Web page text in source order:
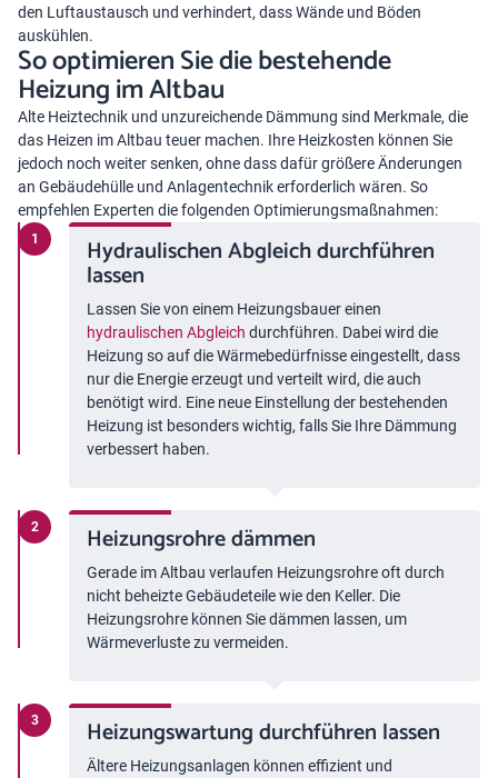
den Luftaustausch und verhindert, dass Wände und Böden
auskühlen.
So optimieren Sie die bestehende
Heizung im Altbau
Alte Heiztechnik und unzureichende Dämmung sind Merkmale, die
das Heizen im Altbau teuer machen. Ihre Heizkosten können Sie
jedoch noch weiter senken, ohne dass dafür größere Änderungen
an Gebäudehülle und Anlagentechnik erforderlich wären. So
empfehlen Experten die folgenden Optimierungsmaßnahmen:
Hydraulischen Abgleich durchführen
lassen
Lassen Sie von einem Heizungsbauer einen
hydraulischen Abgleich durchführen. Dabei wird die
Heizung so auf die Wärmebedürfnisse eingestellt, dass
nur die Energie erzeugt und verteilt wird, die auch
benötigt wird. Eine neue Einstellung der bestehenden
Heizung ist besonders wichtig, falls Sie Ihre Dämmung
verbessert haben.
Heizungsrohre dämmen
Gerade im Altbau verlaufen Heizungsrohre oft durch
nicht beheizte Gebäudeteile wie den Keller. Die
Heizungsrohre können Sie dämmen lassen, um
Wärmeverluste zu vermeiden.
Heizungswartung durchführen lassen
Ältere Heizungsanlagen können effizient und